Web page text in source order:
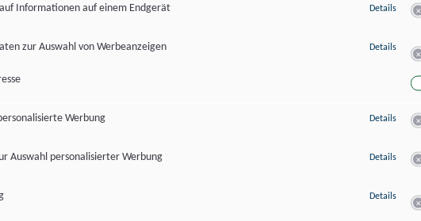
Informationen auf einem Endgerät
Details zu
zur Auswahl von Werbeanzeigen
Details zu
Werbung
Details zu
Auswahl personalisierter Werbung
Details zu
Details zu